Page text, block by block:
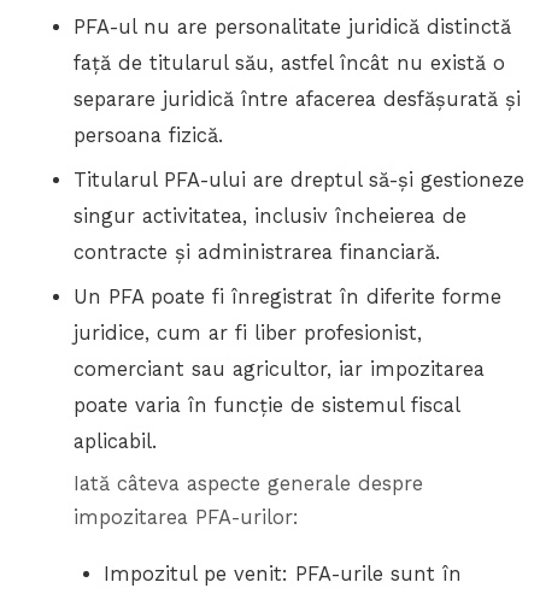
PFA-ul nu are personalitate juridică distinctă
față de titularul său, astfel încât nu există o
separare juridică între afacerea desfășurată și
persoana fizică.
Titularul PFA-ului are dreptul să-și gestioneze
singur activitatea, inclusiv încheierea de
contracte și administrarea financiară.
Un PFA poate fi înregistrat în diferite forme
juridice, cum ar fi liber profesionist,
comerciant sau agricultor, iar impozitarea
poate varia în funcție de sistemul fiscal
aplicabil.
Iată câteva aspecte generale despre
impozitarea PFA-urilor:
Impozitul pe venit: PFA-urile sunt în